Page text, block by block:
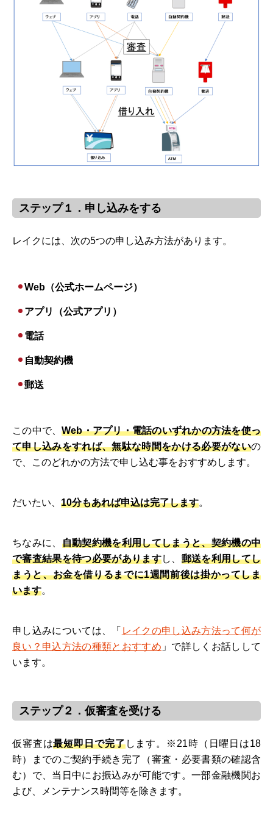
ステップ１．申し込みをする
レイクには、次の5つの申し込み方法があります。
Web（公式ホームページ）
アプリ（公式アプリ）
電話
自動契約機
郵送
この中で、Web・アプリ・電話のいずれかの方法を使っ
て申し込みをすれば、無駄な時間をかける必要がないの
で、このどれかの方法で申し込む事をおすすめします。
だいたい、 10分もあれば申込は完了します。
ちなみに、 自動契約機を利用してしまうと、契約機の中
で審査結果を待つ必要がありますし、 郵送を利用してし
まうと、お金を借りるまでに1週間前後は掛かってしま
います。
申し込みについては、「 レイクの申し込み方法って何が
良い？申込方法の種類とおすすめ 」で詳しくお話しして
います。
ステップ２．仮審査を受ける
仮審査は最短即日で完了します。※21時（日曜日は18
時）までのご契約手続き完了（審査・必要書類の確認含
む）で、当日中にお振込みが可能です。一部金融機関お
よび、メンテナンス時間等を除きます。